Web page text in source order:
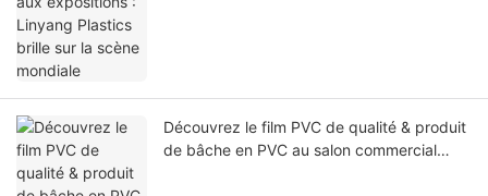
Découvrez le film PVC de qualité & produit
de bâche en PVC au salon commercial